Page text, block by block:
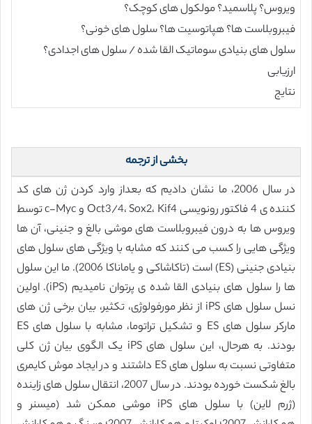
ویروس؟ پلاسمید؟ مولکول های کوچک؟
فیبروبلاست ها؟ هپاتوسیت ها؟ سلول های خونی؟
سلول های بنیادی سوماتیک القا شده / سلول های اجدادی؟
ارزیابی
نتایج
بخشی از ترجمه
در سال 2006، ما نشان دادیم که بعداز وارد کردن ژن های کد
کننده ی 4 فاکتور رونویسی Oct3/4، Sox2، Kif4 و c-Myc توسط
ویروس ها به درون فیبروبلاست های موشی بالغ و جنینی، آن ها
ویژگی هایی را کسب می کنند که مشابه با ویژگی های سلول های
بنیادی جنینی (ES) است (تاکاشاکی و یاماناکا 2006). ما این سلول
ها را سلول های بنیادی القا شده ی پرتوان نامیدیم (iPS). اولین
نسل سلول های iPS از نظر مورفولوژی، تکثیر، بیان برخی ژن های
مارکر سلول های ES و تشکیل تراتوما، مشابه با سلول های ES
بودند. به هرحال، این سلول های iPS یک الگوی بیان ژن کلی
متفاوتی نسبت به سلول های ES داشتند و در ایجاد موش کایمری
بالغ شکست خورده بودند. در سال 2007، انتقال سلول های زاینده
(ژرم لاین) با سلول های iPS موشی ممکن شد (میسنر و